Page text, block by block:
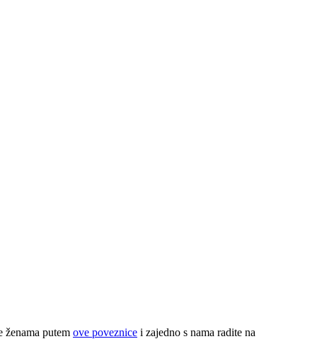
ženama putem ove poveznice i zajedno s nama radite na